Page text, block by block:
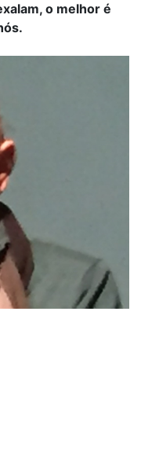
o melhor é